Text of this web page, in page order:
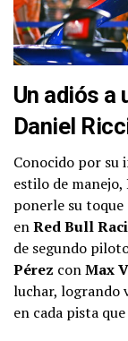
Un adiós a
Daniel
Conocido por su
estilo de
ponerle su
enRed Bull
de segundo
Pérez conMax
luchar, logrando
en cada pista